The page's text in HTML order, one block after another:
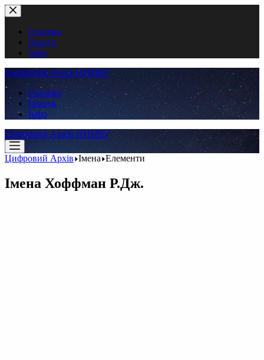
Перейти
до
вмістуГоловна
Пошук
Інфо
Цифровий Архів ННМБУ
Головна
Пошук
Інфо
Цифровий Архів ННМБУ
Цифровий Архів Імена Елементи
Імена Хоффман Р.Дж.